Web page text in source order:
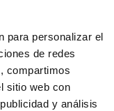
para personalizar el
de redes
compartimos
sitio web con
y análisis
Kripan
Iruña de Oca